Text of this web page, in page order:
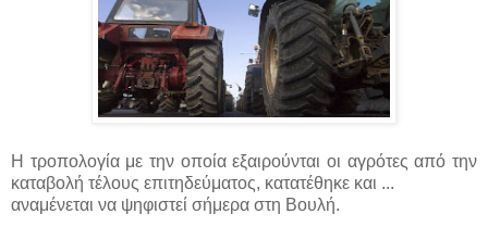
Η τροπολογία με την οποία εξαιρούνται οι αγρότες από την
καταβολή τέλους επιτηδεύματος, κατατέθηκε και ...
αναμένεται να ψηφιστεί σήμερα στη Βουλή.